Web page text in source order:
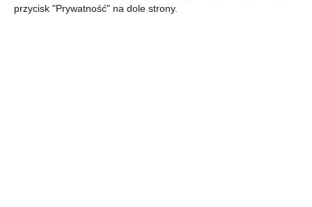
przycisk "Prywatność" na dole strony.
Kategoria projektu